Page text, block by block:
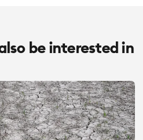
be interested in